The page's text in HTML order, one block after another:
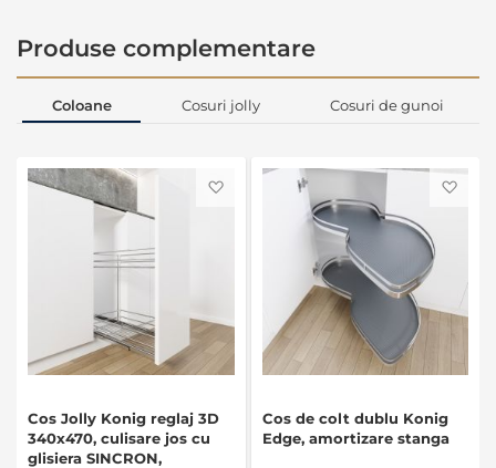
Produse complementare
Coloane Cosuri jolly Cosuri de gunoi
Cos Jolly Konig reglaj 3D
340x470, culisare jos cu
glisiera SINCRON,
Cos de colt dublu Konig
Edge, amortizare stanga